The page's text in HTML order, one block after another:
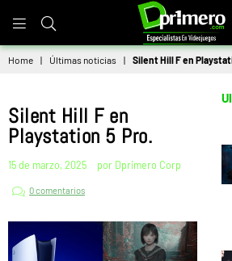
Home | Últimas noticias | Silent Hill F en
Silent Hill F en
Playstation 5 Pro.
15 de marzo, 2025 por Dprimero Corp
0 comentarios